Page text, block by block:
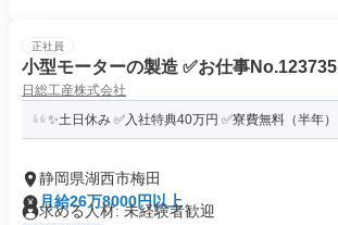
正社員
小型モーターの製造 ✅お仕事No.123735
日総工産株式会社
✨土日休み ✅入社特典40万円 ✅寮費無料（半年）
静岡県湖西市梅田
月給26万8000円以上
求める人材: 未経験者歓迎